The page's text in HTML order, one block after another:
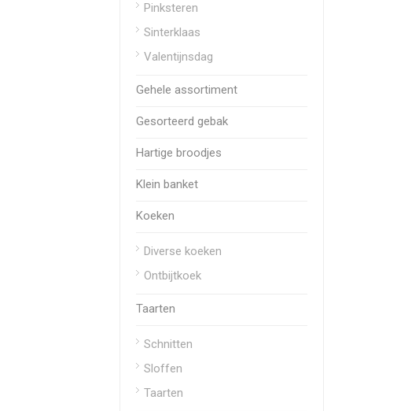
Pinksteren
Sinterklaas
Valentijnsdag
Gehele assortiment
Gesorteerd gebak
Hartige broodjes
Klein banket
Koeken
Diverse koeken
Ontbijtkoek
Taarten
Schnitten
Sloffen
Taarten